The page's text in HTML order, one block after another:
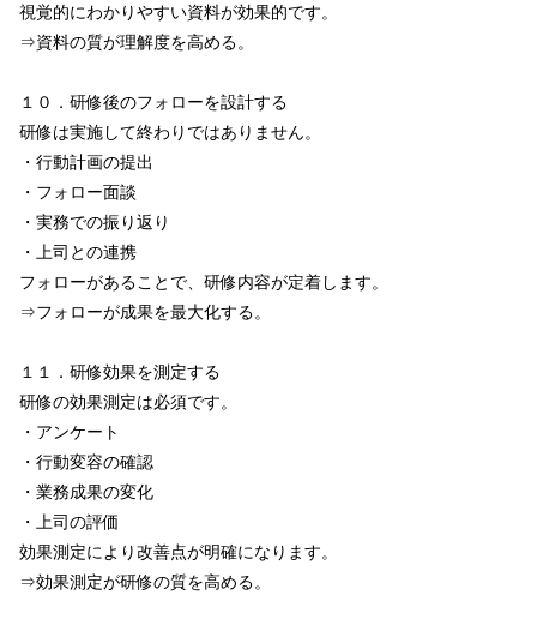
視覚的にわかりやすい資料が効果的です。
⇒資料の質が理解度を高める。
１０．研修後のフォローを設計する
研修は実施して終わりではありません。
・行動計画の提出
・フォロー面談
・実務での振り返り
・上司との連携
フォローがあることで、研修内容が定着します。
⇒フォローが成果を最大化する。
１１．研修効果を測定する
研修の効果測定は必須です。
・アンケート
・行動変容の確認
・業務成果の変化
・上司の評価
効果測定により改善点が明確になります。
⇒効果測定が研修の質を高める。